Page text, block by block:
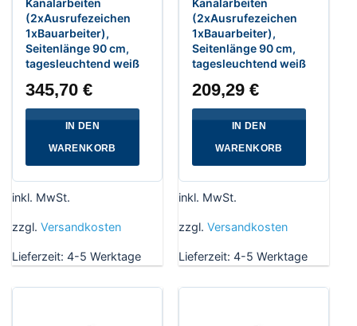
Kanalarbeiten
(2xAusrufezeichen
1xBauarbeiter),
Seitenlänge 90 cm,
tagesleuchtend weiß
345,70€
IN DEN
WARENKORB
inkl. MwSt.
zzgl. Versandkosten
Lieferzeit: 4-5 Werktage
Kanalarbeiten
(2xAusrufezeichen
1xBauarbeiter),
Seitenlänge 90 cm,
tagesleuchtend weiß
209,29€
IN DEN
WARENKORB
inkl. MwSt.
zzgl. Versandkosten
Lieferzeit: 4-5 Werktage